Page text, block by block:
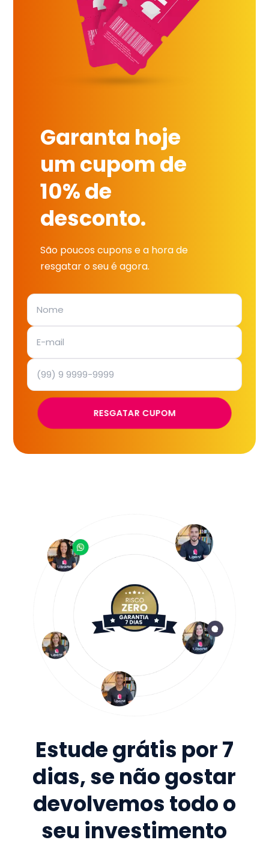
Garanta hoje
um cupom de
10% de
desconto.
São poucos cupons e a hora de
resgatar o seu é agora.
RESGATAR CUPOM
Estude grátis por 7
dias, se não gostar
devolvemos todo o
seu investimento